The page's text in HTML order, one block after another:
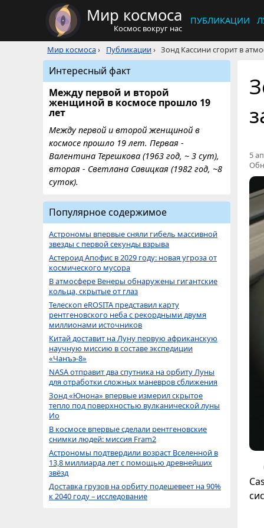
Мир космоса
Космос вокруг нас
ПУБЛИКАЦИИ
Мир космоса› Публикации› Зонд Кассини сгорит в
5
Интересный факт
Между первой и второй
женщиной в космосе прошло 19
лет
Между первой и второй женщиной в
космосе прошло 19 лет. Первая -
Валентина Терешкова (1963 год, ~ 3 сут),
вторая - Светлана Савицкая (1982 год, ~8
суток).
Популярное содержимое
Астрономы впервые сняли гибель массивной
звезды с первой секунды взрыва
Астероид Апофис в 2029 году: новая угроза от
космического мусора
В атмосфере Венеры обнаружены гигантские
кольца, скрытые от глаз
Телескоп eROSITA представил карту
рентгеновского неба с рекордными двумя
миллионами источников
Китай доставит на Луну первую африканскую
научную миссию в составе экспедиции
«Чанъэ-8»
NASA отправит два спутника на орбиту Луны
для отработки сложных маневров сближения
Зонд «Юнона» впервые измерил скрытое
тепло под поверхностью вулканической луны
Ио
В космосе впервые сделали рентгеновские
снимки людей: миссия Fram2
Астрономы подтвердили возраст Вселенной в
13,8 миллиарда лет с помощью древнейших
звёзд
Доставка грузов на орбиту подешевеет на 90%
к 2040 году – исследование